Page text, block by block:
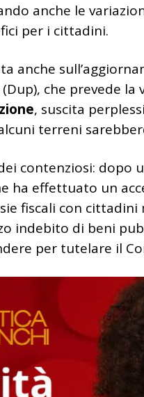
anche le
per i cittadini.
anche
che prevede
, suscita
terreni
contenziosi: dopo
ha effettuato un
fiscali con cittadini
indebito di beni
per tutelare il